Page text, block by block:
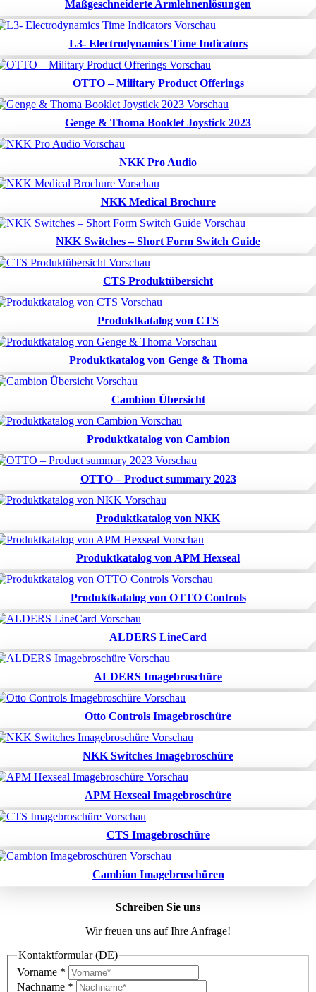
Maßgeschneiderte Armlehnenlösungen
L3- Electrodynamics Time Indicators
OTTO – Military Product Offerings
Genge & Thoma Booklet Joystick 2023
NKK Pro Audio
NKK Medical Brochure
NKK Switches – Short Form Switch Guide
CTS Produktübersicht
Produktkatalog von CTS
Produktkatalog von Genge & Thoma
Cambion Übersicht
Produktkatalog von Cambion
OTTO – Product summary 2023
Produktkatalog von NKK
Produktkatalog von APM Hexseal
Produktkatalog von OTTO Controls
ALDERS LineCard
ALDERS Imagebroschüre
Otto Controls Imagebroschüre
NKK Switches Imagebroschüre
APM Hexseal Imagebroschüre
CTS Imagebroschüre
Cambion Imagebroschüren
Schreiben Sie uns
Wir freuen uns auf Ihre Anfrage!
Kontaktformular (DE)
Vorname *
Nachname *